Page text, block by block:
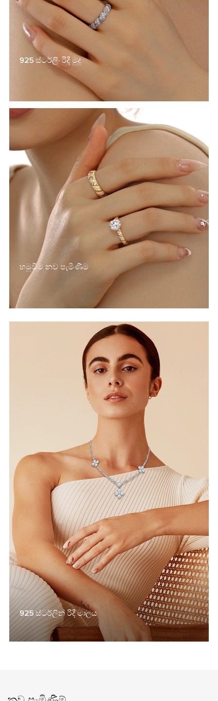
925 ස්ටර්ලිං රිදී මුදු
හමුවීම නව පැමිණීම
925 ස්ටර්ලින් රිදී මාලය